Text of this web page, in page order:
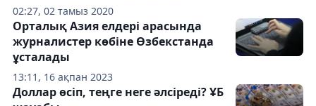
02:27, 02 тамыз 2020
13:11, 16 ақпан 2023
Орталық Азия елдері арасында
журналистер көбіне Өзбекстанда
ұсталады
Доллар өсіп, теңге неге әлсіреді? ҰБ